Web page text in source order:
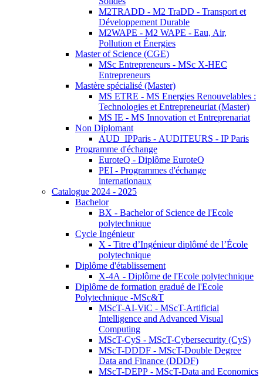
M2TRADD - M2 TraDD - Transport et
Développement Durable
M2WAPE - M2 WAPE - Eau, Air,
Pollution et Énergies
Master of Science (CGE)
MSc Entrepreneurs - MSc X-HEC
Entrepreneurs
Mastère spécialisé (Master)
MS ETRE - MS Energies Renouvelables :
Technologies et Entrepreneuriat (Master)
MS IE - MS Innovation et Entreprenariat
Non Diplomant
AUD_IPParis - AUDITEURS - IP Paris
Programme d'échange
EuroteQ - Diplôme EuroteQ
PEI - Programmes d'échange
internationaux
Catalogue 2024 - 2025
Bachelor
BX - Bachelor of Science de l'Ecole
polytechnique
Cycle Ingénieur
X - Titre d’Ingénieur diplômé de l’École
polytechnique
Diplôme d'établissement
X-4A - Diplôme de l'Ecole polytechnique
Diplôme de formation gradué de l'Ecole
Polytechnique -MSc&T
MScT-AI-ViC - MScT-Artificial
Intelligence and Advanced Visual
Computing
MScT-CyS - MScT-Cybersecurity (CyS)
MScT-DDDF - MScT-Double Degree
Data and Finance (DDDF)
MScT-DEPP - MScT-Data and Economics